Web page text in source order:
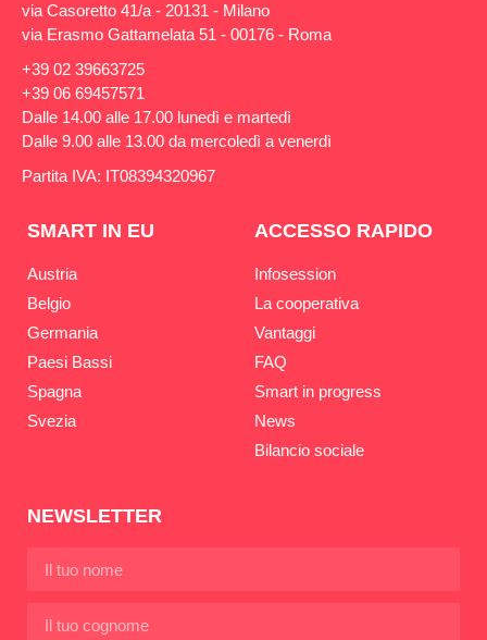
via Casoretto 41/a - 20131 - Milano
via Erasmo Gattamelata 51 - 00176 - Roma
+39 02 39663725
+39 06 69457571
Dalle 14.00 alle 17.00 lunedì e martedì
Dalle 9.00 alle 13.00 da mercoledì a venerdì
Partita IVA: IT08394320967
SMART IN EU
Austria
Belgio
Germania
Paesi Bassi
Spagna
Svezia
ACCESSO RAPIDO
Infosession
La cooperativa
Vantaggi
FAQ
Smart in progress
News
Bilancio sociale
NEWSLETTER